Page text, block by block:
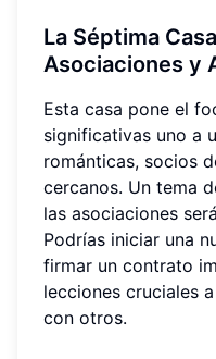
La Séptima
Asociaciones y
Esta casa pone el
significativas uno a
románticas, socios
cercanos. Un tema
las asociaciones
Podrías iniciar una
firmar un contrato
lecciones cruciales
con otros.